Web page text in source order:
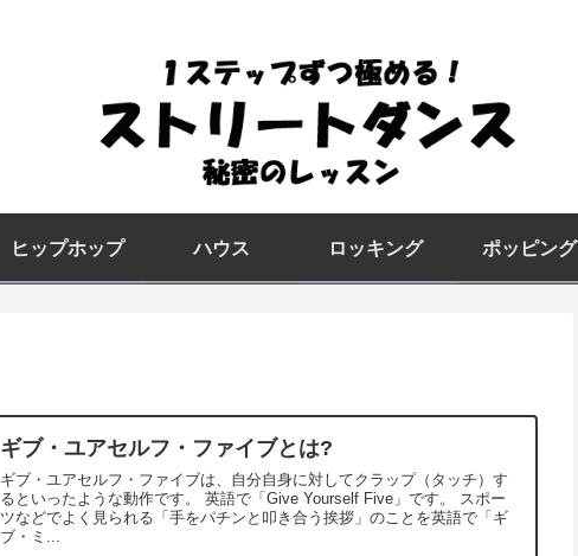
ヒップホップ ハウス ロッキング ポッピング
ギブ・ユアセルフ・ファイブとは?
ギブ・ユアセルフ・ファイブは、自分自身に対してクラップ（タッチ）す
るといったような動作です。 英語で「Give Yourself Five」です。 スポー
ツなどでよく見られる「手をパチンと叩き合う挨拶」のことを英語で「ギ
ブ・ミ...